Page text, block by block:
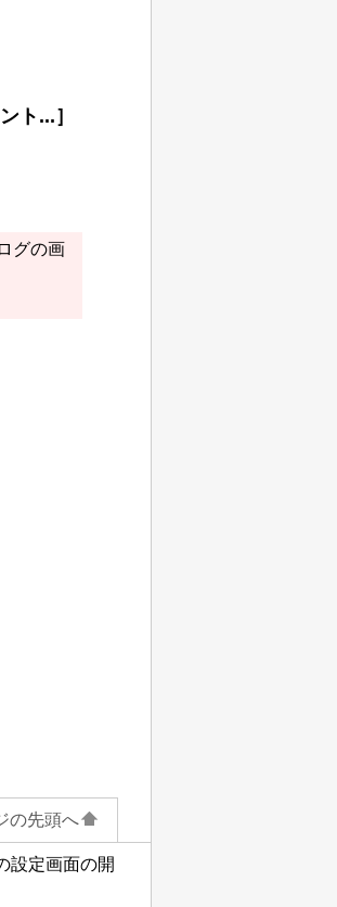
ト...］
グの画
の先頭へ
設定画面の開